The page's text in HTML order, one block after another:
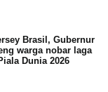
Brasil, Gubernur
warga nobar laga
Dunia 2026